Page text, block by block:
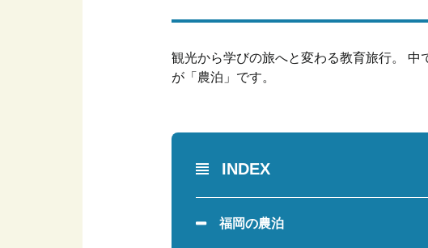
観光から学びの旅へと変わる教育旅行。
が「農泊」です。
INDEX
福岡の農泊